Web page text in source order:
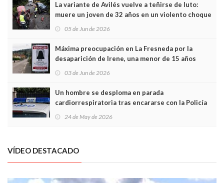
La variante de Avilés vuelve a teñirse de luto:
muere un joven de 32 años en un violento choque
frontal
05 de Jun de 2026
Máxima preocupación en La Fresneda por la
desaparición de Irene, una menor de 15 años
03 de Jun de 2026
Un hombre se desploma en parada
cardiorrespiratoria tras encararse con la Policía
Local en Luanco
24 de May de 2026
VÍDEO DESTACADO